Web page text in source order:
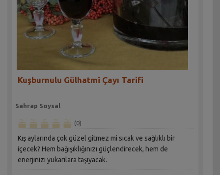
Kuşburnulu Gülhatmi Çayı Tarifi
Sahrap Soysal
(0)
Kış aylarında çok güzel gitmez mi sıcak ve sağlıklı bir
içecek? Hem bağışıklığınızı güçlendirecek, hem de
enerjinizi yukarılara taşıyacak.